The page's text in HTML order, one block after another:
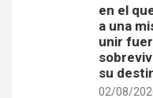
en el
a una
unir
su
02/08/